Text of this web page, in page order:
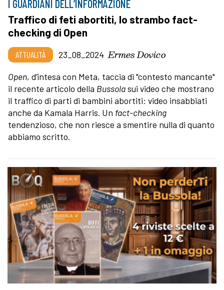
I GUARDIANI DELL’INFORMAZIONE
Traffico di feti abortiti, lo strambo fact-
checking di Open
ATTUALITÀ 23_08_2024 Ermes Dovico
Open, d’intesa con Meta, taccia di "contesto mancante"
il recente articolo della Bussolasui video che mostrano
il traffico di parti di bambini abortiti: video insabbiati
anche da Kamala Harris. Un fact-checking
tendenzioso, che non riesce a smentire nulla di quanto
abbiamo scritto.